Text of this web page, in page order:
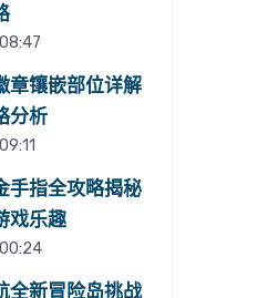
章镶嵌部位详解
分析
手指全攻略揭秘
戏乐趣
全新冒险岛挑战